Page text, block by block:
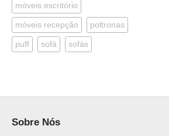
móveis escritório
móveis recepção poltronas
puff sofá sofás
Sobre Nós